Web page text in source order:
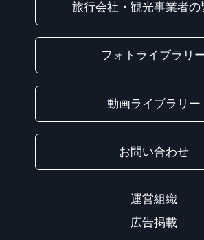
旅行会社・観光事業者の
フォトライブラリ
動画ライブラリー
お問い合わせ
運営組織
広告掲載